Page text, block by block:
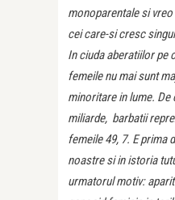
monoparentale si
cei care-si cresc
In ciuda aberatiilor pe
femeile nu mai sunt
minoritare in lume. De
miliarde, barbatii
femeile 49, 7. E prima
noastre si in istoria
urmatorul motiv: